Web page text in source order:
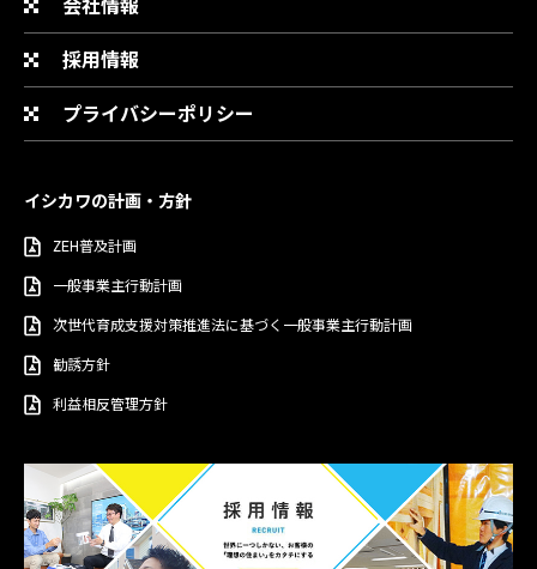
会社情報
採用情報
プライバシーポリシー
イシカワの計画・方針
ZEH普及計画
一般事業主行動計画
次世代育成支援対策推進法に基づく一般事業主行動計画
勧誘方針
利益相反管理方針